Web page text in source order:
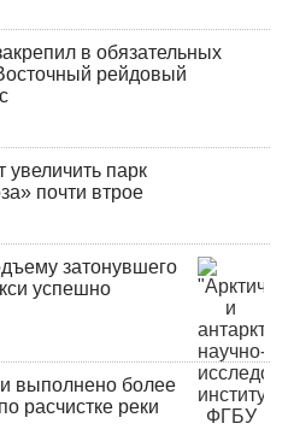
в обязательных
рейдовый
увеличить парк
почти втрое
затонувшего
успешно
выполнено более
расчистке реки